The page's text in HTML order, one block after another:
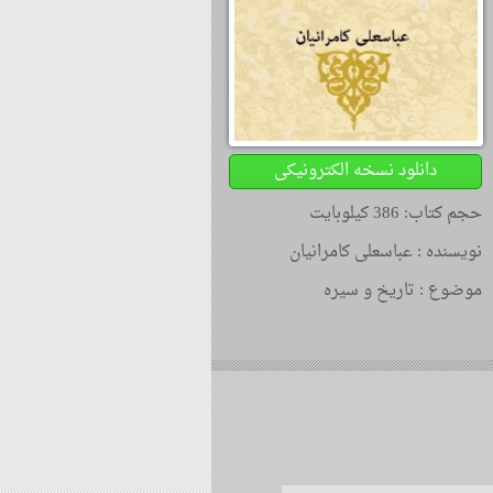
دانلود نسخه الکترونیکی
حجم کتاب: 386 کیلوبایت
نویسنده :عباسعلی کامرانیان
موضوع : تاریخ و سیره